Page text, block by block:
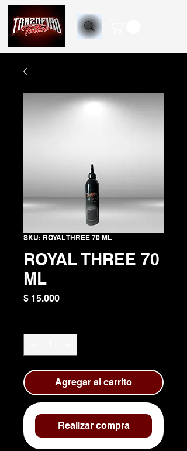
SKU: ROYAL THREE 70 ML
ROYAL THREE 70
ML
$ 15.000Precio
Agregar al carrito
Realizar compra